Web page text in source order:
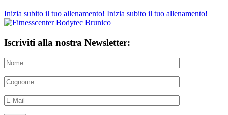
Inizia subito il tuo allenamento! Inizia subito il tuo allenamento!
Iscriviti alla nostra Newsletter: